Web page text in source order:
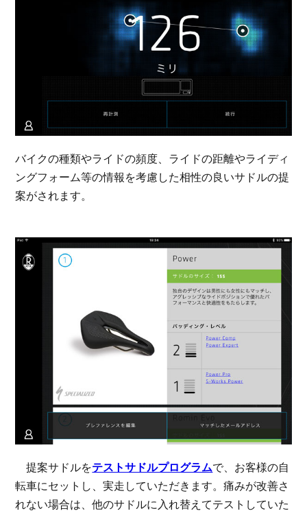
バイクの種類やライドの頻度、ライドの距離やライディ
ングフォーム等の情報を考慮した相性の良いサドルの提
案がされます。
提案サドルをテストサドルプログラムで、お客様の自
転車にセットし、実走していただきます。痛みが改善さ
れない場合は、他のサドルに入れ替えてテストしていた